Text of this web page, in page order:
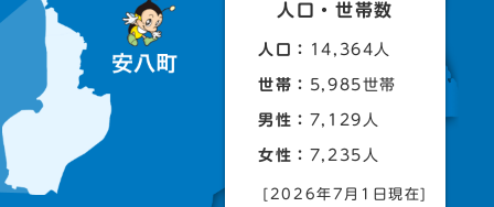
人口・世帯数
人口： 14,364人
世帯： 5,985世帯
男性： 7,129人
女性： 7,235人
[2026年7月1日現在]